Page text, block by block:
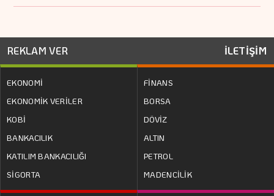
REKLAM VER İLETİŞİM
EKONOMİ
EKONOMİK VERİLER
KOBİ
BANKACILIK
KATILIM BANKACILIĞI
SİGORTA
FİNANS
BORSA
DÖVİZ
ALTIN
PETROL
MADENCİLİK